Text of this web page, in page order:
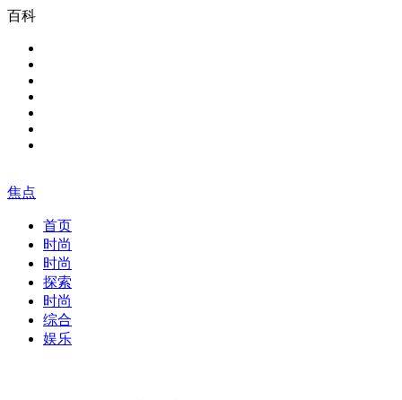
百科
焦点
首页
时尚
时尚
探索
时尚
综合
娱乐